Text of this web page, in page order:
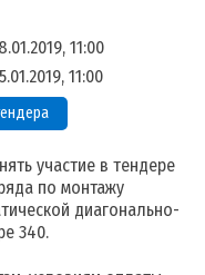
11:00
11:00
участие в тендере
по монтажу
диагонально-
340.